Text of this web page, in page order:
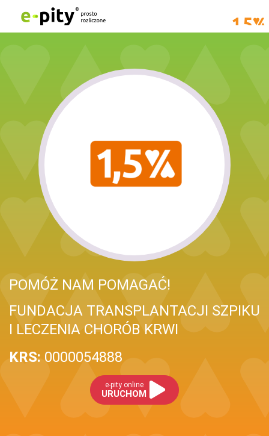
POMÓŻ NAM POMAGAĆ!
FUNDACJA TRANSPLANTACJI SZPIKU
I LECZENIA CHORÓB KRWI
KRS: 0000054888
e-pity online
URUCHOM